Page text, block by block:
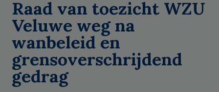
Raad van toezicht WZU
Veluwe weg na
wanbeleid en
grensoverschrijdend
gedrag